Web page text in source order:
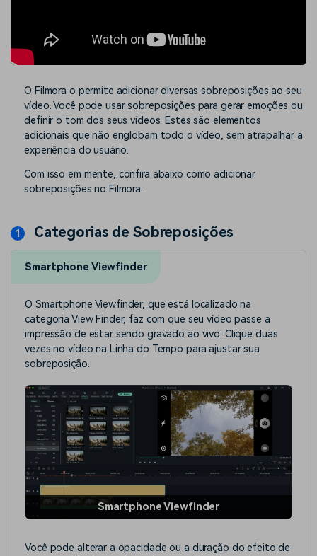
O Filmora o permite adicionar diversas sobreposições ao seu
vídeo. Você pode usar sobreposições para gerar emoções ou
definir o tom dos seus vídeos. Estes são elementos
adicionais que não englobam todo o vídeo, sem atrapalhar a
experiência do usuário.
Com isso em mente, confira abaixo como adicionar
sobreposições no Filmora.
Categorias de Sobreposições
Smartphone Viewfinder
O Smartphone Viewfinder, que está localizado na
categoria View Finder, faz com que seu vídeo passe a
impressão de estar sendo gravado ao vivo. Clique duas
vezes no vídeo na Linha do Tempo para ajustar sua
sobreposição.
Smartphone Viewfinder
Você pode alterar a opacidade ou a duração do efeito de